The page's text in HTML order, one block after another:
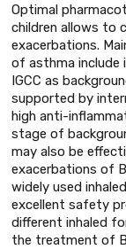
Optimal
children allows to
exacerbations.
of asthma include
IGCC as
supported by
high anti-
stage of
may also be
exacerbations of
widely used
excellent safety
different inhaled
the treatment of